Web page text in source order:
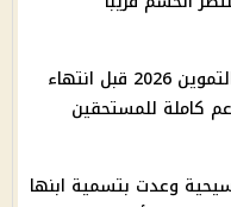
آخر موعد لصرف منحة التموين 2026 قبل انتهاء
كاملة للمستحقين
وعدت بتسمية ابنها